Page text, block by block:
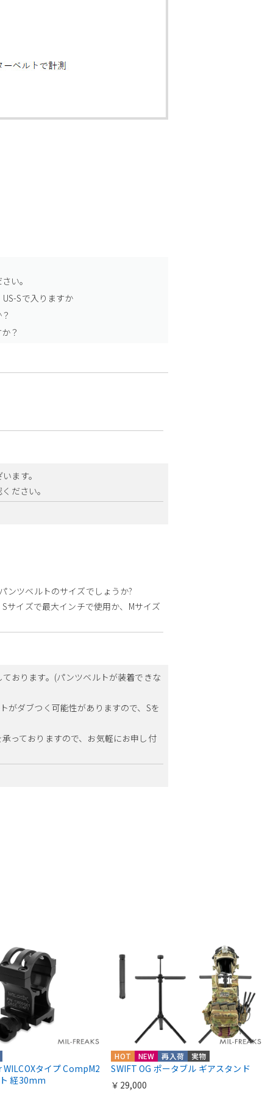
い。
Sで入りますか
？
ます。
ださい。
ンツベルトのサイズでしょうか?
サイズで最大インチで使用か、Mサイズ
おります。(パンツベルトが装着できな
がダブつく可能性がありますので、Sを
っておりますので、お気軽にお申し付
タイプ CompM2
経30mm
HOT NEW 再入荷 実物
SWIFT OG ポータブル ギアスタンド
￥29,000